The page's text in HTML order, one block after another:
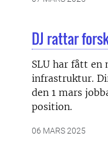
DJ rattar
SLU har fått en
infrastruktur.
den 1 mars
position.
06 MARS 2025